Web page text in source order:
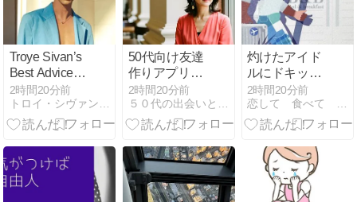
Troye Sivan’s
Best Advice
Trust Social
Media 11
2時間20分前
50代向け友達
作りアプリの
無料おすすめ
8選。目的別
に選べる選択
介
2時間20分前
灼けたアイド
ルにドキッと
したゲイの夏
の暮らし
2時間20分前